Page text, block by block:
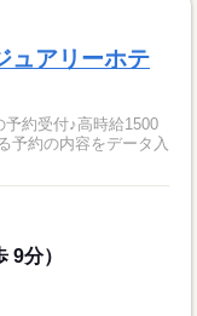
ュアリーホテ
約受付♪高時給1500
9分）